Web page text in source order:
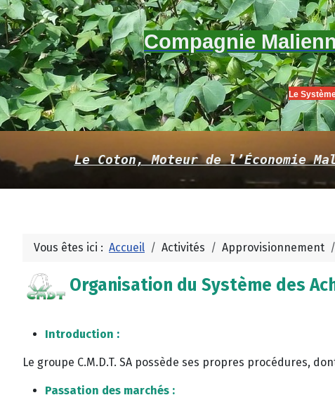
Compagnie
Le
Le Coton, Moteur de l’Économie
Vous êtes ici : Accueil Activités Approvisionnement
Organisation du Système des
Introduction :
Le groupe C.M.D.T. SA possède ses propres procédures,
Passation des marchés :